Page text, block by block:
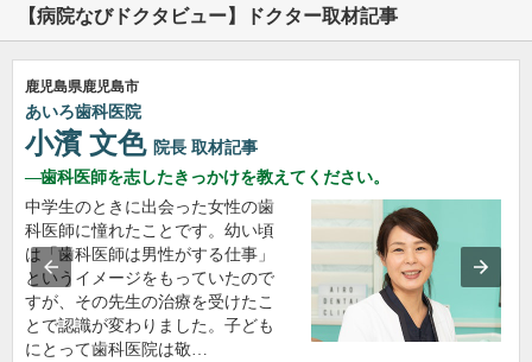
【病院なびドクタビュー】ドクター取材記事
鹿児島県鹿児島市
あいろ歯科医院
小濱 文色 院長 取材記事
歯科医師を志したきっかけを教えてください。
中学生のときに出会った女性の歯
科医師に憧れたことです。幼い頃
は「歯科医師は男性がする仕事」
というイメージをもっていたので
すが、その先生の治療を受けたこ
とで認識が変わりました。子ども
にとって歯科医院は敬…